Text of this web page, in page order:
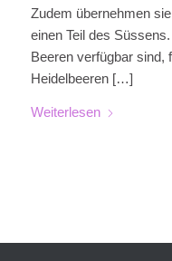
Zudem übernehmen
einen Teil des
Beeren verfügbar sind,
Heidelbeeren […]
Weiterlesen